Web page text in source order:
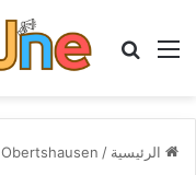
القائمة بحث عن
الرئيسية /
Obertshausen